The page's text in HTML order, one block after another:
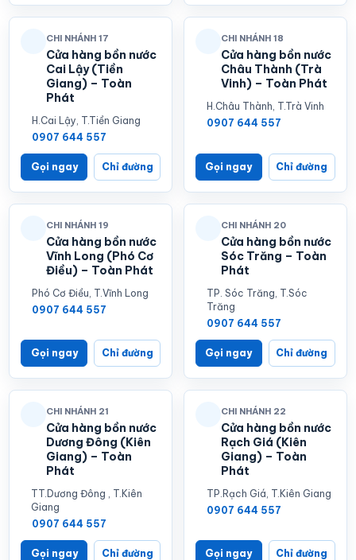
CHI NHÁNH 17
Cửa hàng bồn nước
Cai Lậy (Tiền
Giang) – Toàn
Phát
H.Cai Lậy, T.Tiền Giang
0907 644 557
Gọi ngay Chỉ đường
CHI NHÁNH 18
Cửa hàng bồn nước
Châu Thành (Trà
Vinh) – Toàn Phát
H.Châu Thành, T.Trà Vinh
0907 644 557
Gọi ngay Chỉ đường
CHI NHÁNH 19
Cửa hàng bồn nước
Vĩnh Long (Phó Cơ
Điều) – Toàn Phát
Phó Cơ Điều, T.Vĩnh Long
0907 644 557
Gọi ngay Chỉ đường
CHI NHÁNH 20
Cửa hàng bồn nước
Sóc Trăng – Toàn
Phát
TP. Sóc Trăng, T.Sóc
Trăng
0907 644 557
Gọi ngay Chỉ đường
CHI NHÁNH 21
Cửa hàng bồn nước
Dương Đông (Kiên
Giang) – Toàn
Phát
TT.Dương Đông , T.Kiên
Giang
0907 644 557
Gọi ngay Chỉ đường
CHI NHÁNH 22
Cửa hàng bồn nước
Rạch Giá (Kiên
Giang) – Toàn
Phát
TP.Rạch Giá, T.Kiên Giang
0907 644 557
Gọi ngay Chỉ đường